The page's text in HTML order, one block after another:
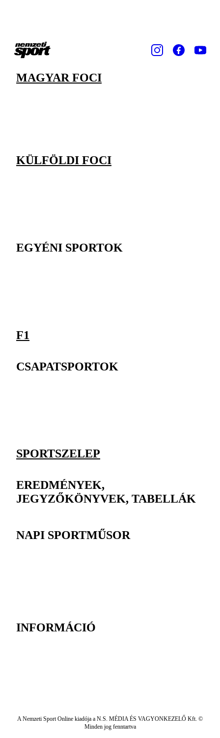
MAGYAR FOCI
KÜLFÖLDI FOCI
EGYÉNI SPORTOK
F1
CSAPATSPORTOK
SPORTSZELEP
EREDMÉNYEK,
JEGYZŐKÖNYVEK, TABELLÁK
NAPI SPORTMŰSOR
INFORMÁCIÓ
A Nemzeti Sport Online kiadója a N.S. MÉDIA ÉS VAGYONKEZELŐ Kft. ©
Minden jog fenntartva